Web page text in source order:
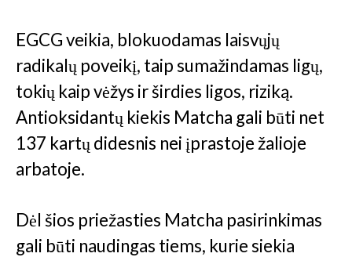
EGCG veikia, blokuodamas laisvųjų
radikalų poveikį, taip sumažindamas ligų,
tokių kaip vėžys ir širdies ligos, riziką.
Antioksidantų kiekis Matcha gali būti net
137 kartų didesnis nei įprastoje žalioje
arbatoje.
Dėl šios priežasties Matcha pasirinkimas
gali būti naudingas tiems, kurie siekia